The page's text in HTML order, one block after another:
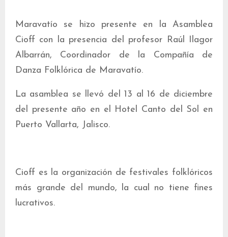
Maravatío se hizo presente en la Asamblea
Cioff con la presencia del profesor Raúl Ilagor
Albarrán, Coordinador de la Compañía de
Danza Folklórica de Maravatío.
La asamblea se llevó del 13 al 16 de diciembre
del presente año en el Hotel Canto del Sol en
Puerto Vallarta, Jalisco.
Cioff es la organización de festivales folklóricos
más grande del mundo, la cual no tiene fines
lucrativos.